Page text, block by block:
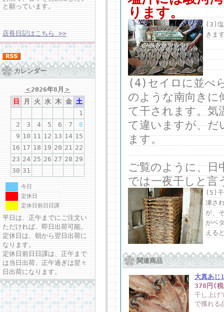
と願っています。
店長日記はこちら >>
カレンダー
＜2026年8月 ＞
日
月 火 水 木 金 土
1
2
3 4 5 6 7
8
9 10 11 12 13 14 15
16 17 18 19 20 21 22
23 24 25 26 27 28 29
30 31
今日
定休日
定休日前日日課
平日は、正午までにご注文い
ただければ、即日出荷可能。
定休日は、朝から翌日出荷に
なります。
定休日前日日課は、正午まで
は当日出荷、正午過ぎは翌々
日出荷になります。
ります。
(3)塩
きま
(4)セイロに並べ
のような南向きに
て干されます。気
て違いますが、だ
ます。
ご覧のように、日
では一夜干しと言
(5)干
凍さ
が、
がベ
える
関連商品
大真あじ
378円(
干し上げ
で獲れる